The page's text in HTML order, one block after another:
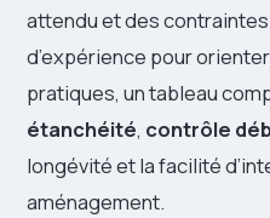
attendu et des
d’expérience pour
pratiques, un tableau
étanchéité, contrôle
longévité et la facilité
aménagement.